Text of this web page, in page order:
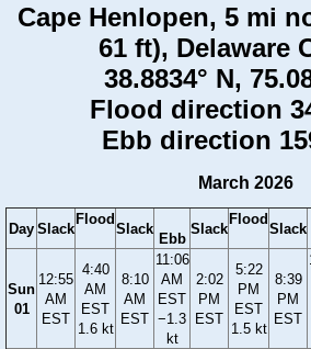
Cape Henlopen, 5 mi
61 ft), Delaware
38.8834° N,
Flood direction
Ebb direction
March 2026
Day Slack
Flood
Slack
Ebb
Slack
Flood
Slack
Sun
01
12:55
AM
EST
4:40
AM
EST
1.6 kt
8:10
AM
EST
11:06
AM
EST
−1.3
kt
2:02
PM
EST
5:22
PM
EST
1.5 kt
8:39
PM
EST